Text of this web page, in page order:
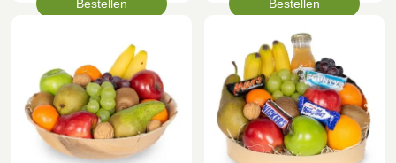
Bestellen Bestellen